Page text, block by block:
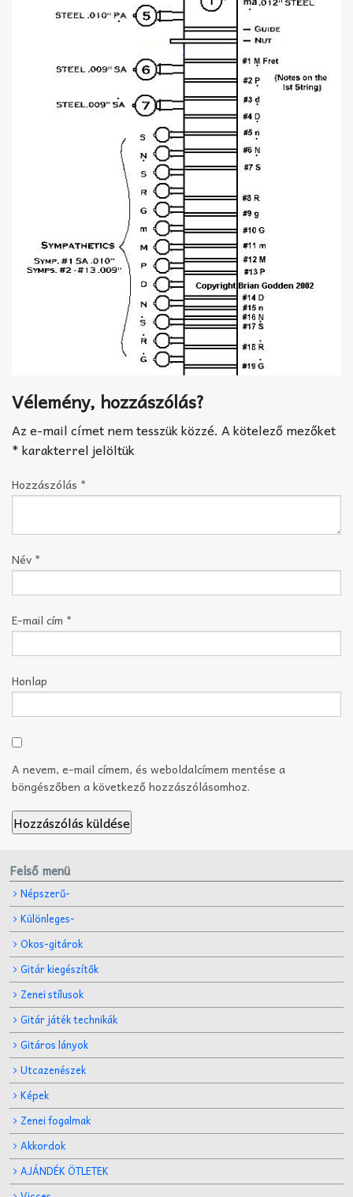
Vélemény, hozzászólás?
Az e-mail címet nem tesszük közzé. A kötelező mezőket
*karakterrel jelöltük
Hozzászólás *
Név *
E-mail cím *
Honlap
A nevem, e-mail címem, és weboldalcímem mentése a
böngészőben a következő hozzászólásomhoz.
Felső menü
Népszerű-
Különleges-
Okos-gitárok
Gitár kiegészítők
Zenei stílusok
Gitár játék technikák
Gitáros lányok
Utcazenészek
Képek
Zenei fogalmak
Akkordok
AJÁNDÉK ÖTLETEK